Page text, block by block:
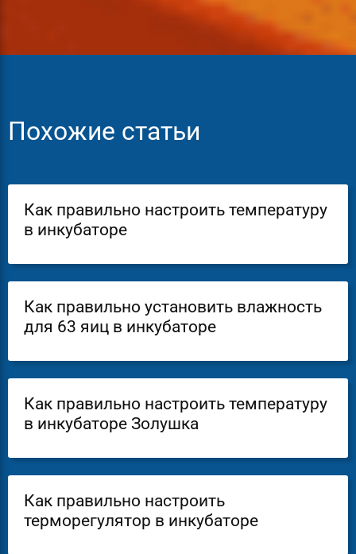
Похожие статьи
Как правильно настроить температуру
в инкубаторе
Как правильно установить влажность
для 63 яиц в инкубаторе
Как правильно настроить температуру
в инкубаторе Золушка
Как правильно настроить
терморегулятор в инкубаторе